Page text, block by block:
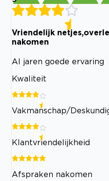
Vriendelijk
nakomen
Al jaren goede ervaring
Kwaliteit
Vakmanschap/
Klantvriendelijkheid
Afspraken nakomen